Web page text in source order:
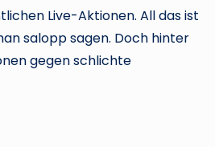
Live-Aktionen. All das ist
salopp sagen. Doch hinter
gegen schlichte